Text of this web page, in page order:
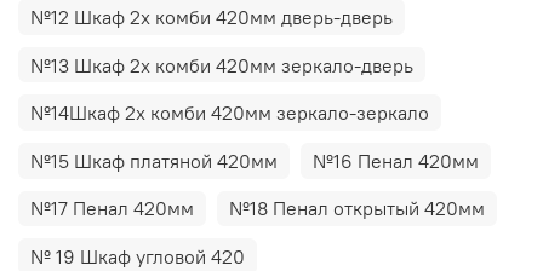
№12 Шкаф 2х комби 420мм дверь-дверь
№13 Шкаф 2х комби 420мм зеркало-дверь
№14Шкаф 2х комби 420мм зеркало-зеркало
№15 Шкаф платяной 420мм
№16 Пенал 420мм
№17 Пенал 420мм
№18 Пенал открытый 420мм
№ 19 Шкаф угловой 420